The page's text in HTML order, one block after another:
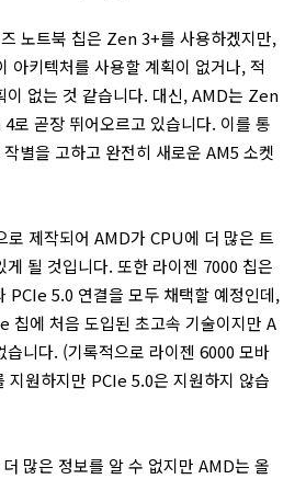
노트북 칩은 Zen 3+를 사용하겠지만,
아키텍처를 사용할 계획이 없거나, 적
이 없는 것 같습니다. 대신, AMD는 Zen
로 곧장 뛰어오르고 있습니다. 이를 통
별을 고하고 완전히 새로운 AM5 소켓
제작되어 AMD가 CPU에 더 많은 트
게 될 것입니다. 또한 라이젠 7000 칩은
PCIe 5.0 연결을 모두 채택할 예정인데,
칩에 처음 도입된 초고속 기술이지만 A
니다. (기록적으로 라이젠 6000 모바
지원하지만 PCIe 5.0은 지원하지 않습
많은 정보를 알 수 없지만 AMD는 올